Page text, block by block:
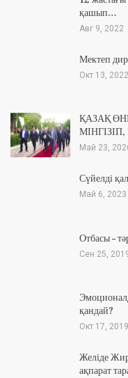
қашып…
Авг 9, 2022
Мектеп
Окт 13, 2022
ҚАЗАҚ
Май 23,
Сүйелді
Май 6, 2023
Отбасы –
Сен 25,
қандай?
Окт 17, 2019
Желіде
ақпарат